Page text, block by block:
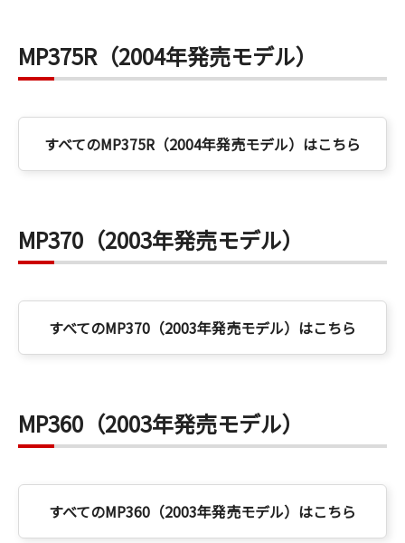
MP375R（2004年発売モデル）
すべてのMP375R（2004年発売モデル）はこちら
MP370（2003年発売モデル）
すべてのMP370（2003年発売モデル）はこちら
MP360（2003年発売モデル）
すべてのMP360（2003年発売モデル）はこちら